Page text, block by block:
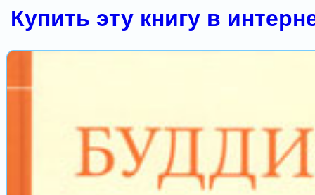
Купить эту книгу в